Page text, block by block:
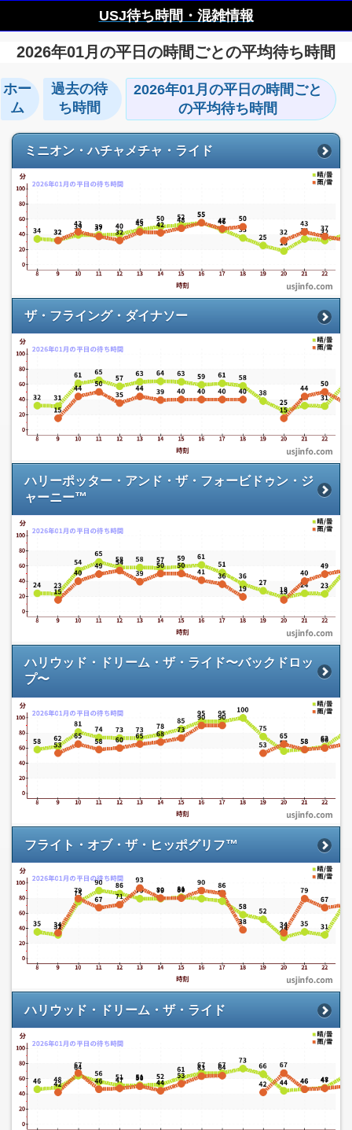
USJ待ち時間・混雑情報
2026年01月の平日の時間ごとの平均待ち時間
ホー
ム
過去の待
ち時間
2026年01月の平日の時間ごと
の平均待ち時間
ミニオン・ハチャメチャ・ライド
ザ・フライング・ダイナソー
ハリーポッター・アンド・ザ・フォービドゥン・ジ
ャーニー™
ハリウッド・ドリーム・ザ・ライド〜バックドロッ
プ〜
フライト・オブ・ザ・ヒッポグリフ™
ハリウッド・ドリーム・ザ・ライド